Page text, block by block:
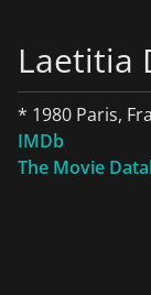
Laetitia
* 1980 Paris,
IMDb
The Movie